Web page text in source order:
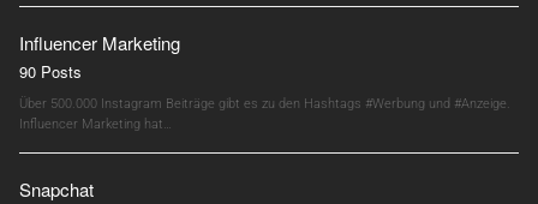
Influencer Marketing
90 Posts
Über 500.000 Instagram Beiträge gibt es zu den Hashtags #Werbung und #Anzeige.
Influencer Marketing hat…
Snapchat